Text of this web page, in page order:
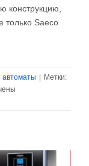
конструкцию,
только Saeco
автоматы | Метки: